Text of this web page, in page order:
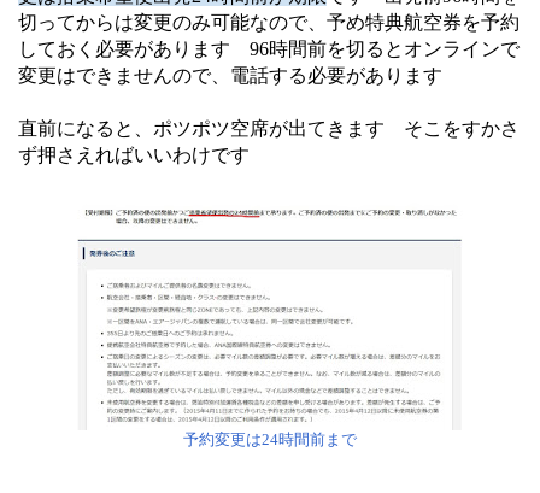
切ってからは変更のみ可能なので、予め特典航空券を予約
しておく必要があります 96時間前を切るとオンラインで
変更はできませんので、電話する必要があります
直前になると、ポツポツ空席が出てきます そこをすかさ
ず押さえればいいわけです
予約変更は24時間前まで